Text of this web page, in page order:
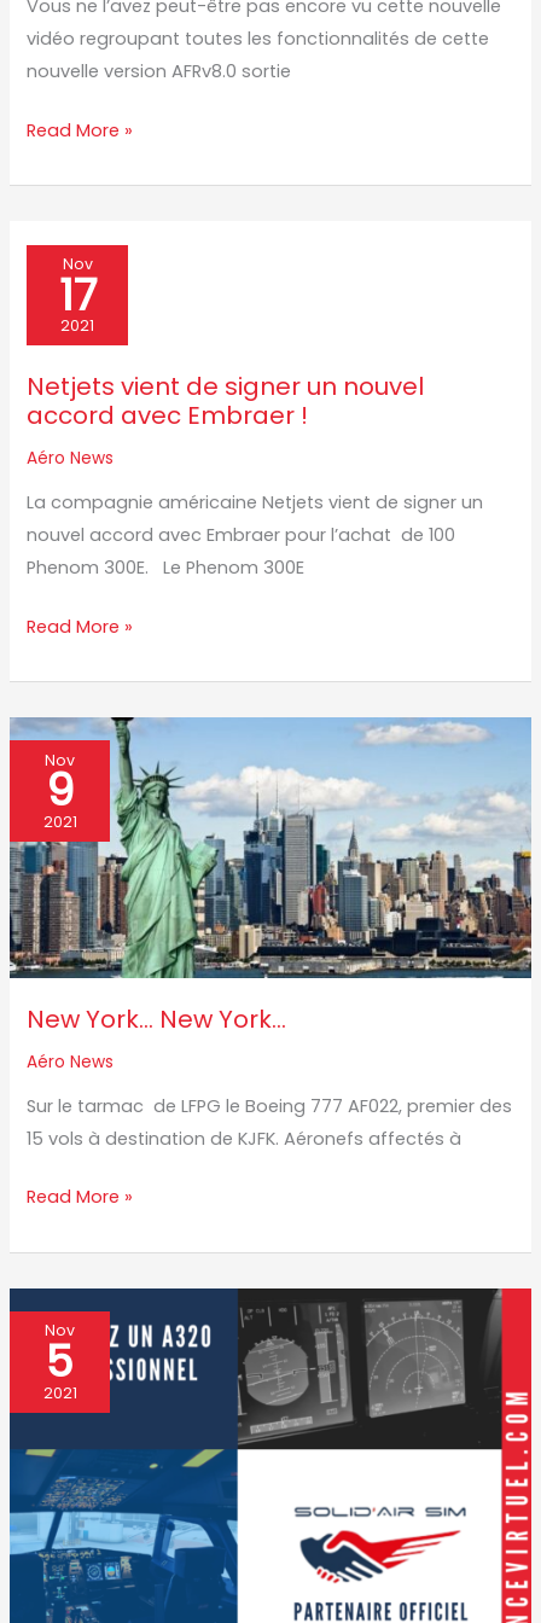
Vous ne l’avez peut-être pas encore vu cette nouvelle
vidéo regroupant toutes les fonctionnalités de cette
nouvelle version AFRv8.0 sortie
Read More »
Nov
17
2021
Netjets vient de signer un nouvel
accord avec Embraer !
Aéro News
La compagnie américaine Netjets vient de signer un
nouvel accord avec Embraer pour l’achat de 100
Phenom 300E. Le Phenom 300E
Netjets
un
nouvel
accord
Embraer
Read More »
Nov
9
2021
New York… New York…
Aéro News
Sur le tarmac de LFPG le Boeing 777 AF022, premier des
15 vols à destination de KJFK. Aéronefs affectés à
New
York…
New
York…
Read More »
Nov
5
2021
ENVIE
PILOTER
A320